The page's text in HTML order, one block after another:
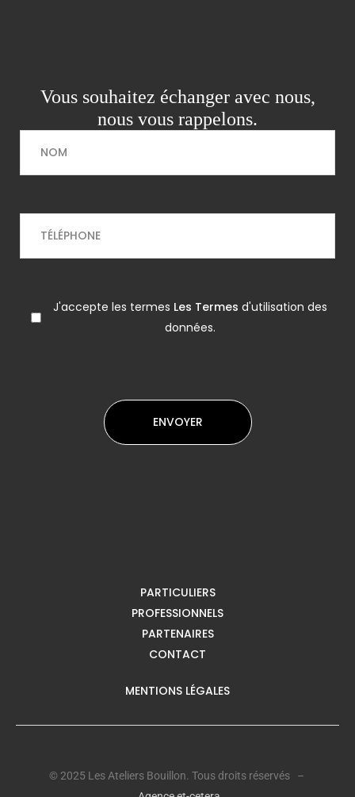
Vous souhaitez échanger avec nous,
nous vous rappelons.
J'accepte les termes Les Termes d'utilisation des
données.
PARTICULIERS
PROFESSIONNELS
PARTENAIRES
CONTACT
MENTIONS LÉGALES
© 2025 Les Ateliers Bouillon. Tous droits réservés –